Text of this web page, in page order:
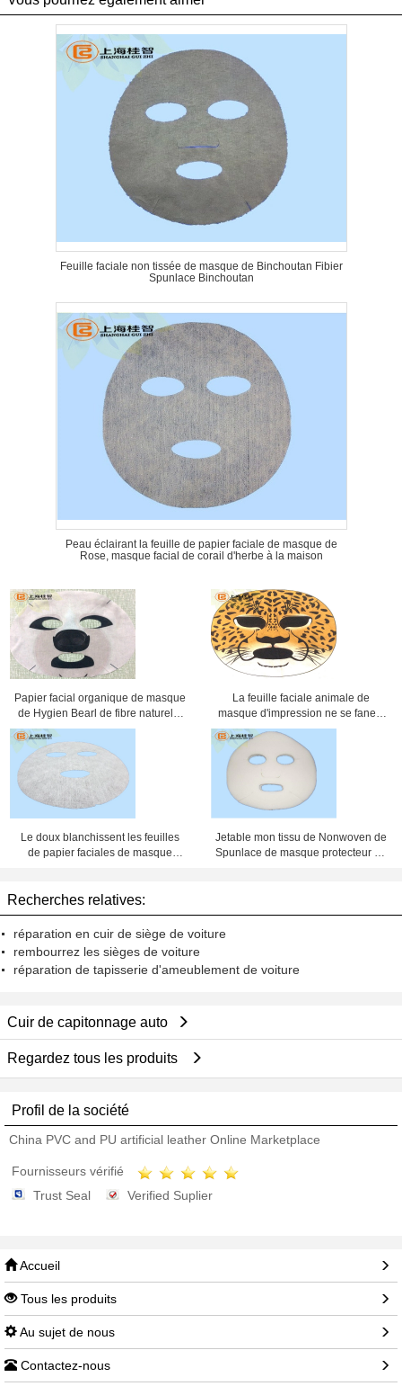
Feuille faciale non tissée de masque de Binchoutan Fibier
Spunlace Binchoutan
Peau éclairant la feuille de papier faciale de masque de
Rose, masque facial de corail d'herbe à la maison
Papier facial organique de masque
de Hygien Bearl de fibre naturelle
pour la beauté de DIY
La feuille faciale animale de
masque d'impression ne se fanent
jamais/la beauté masque de
papier
Le doux blanchissent les feuilles
de papier faciales de masque
Jetable mon tissu de Nonwoven de
Spunlace de masque protecteur de
Recherches relatives:
réparation en cuir de siège de voiture
rembourrez les sièges de voiture
réparation de tapisserie d'ameublement de voiture
Cuir de capitonnage auto
Regardez tous les produits
Profil de la société
China PVC and PU artificial leather Online Marketplace
Fournisseurs vérifié
Trust Seal
Verified Suplier
Accueil
Tous les produits
Au sujet de nous
Contactez-nous